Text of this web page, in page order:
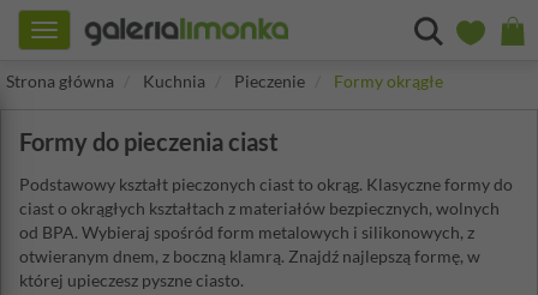
Toggle
navigation
Strona główna
Kuchnia Pieczenie Formy okrągłe
Formy do pieczenia ciast
Podstawowy kształt pieczonych ciast to okrąg. Klasyczne formy do
ciast o okrągłych kształtach z materiałów bezpiecznych, wolnych
od BPA. Wybieraj spośród form metalowych i silikonowych, z
otwieranym dnem, z boczną klamrą. Znajdź najlepszą formę, w
której upieczesz pyszne ciasto.